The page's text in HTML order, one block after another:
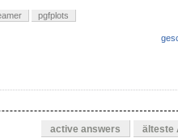
pgfplots
active answers älteste